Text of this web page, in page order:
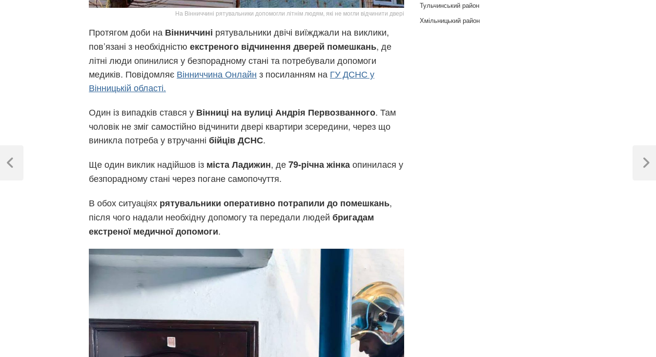
На Вінниччині рятувальники допомогли літнім людям, які не могли відчинити двері
Протягом доби на Вінниччині рятувальники двічі виїжджали на виклики,
пов’язані з необхідністю екстреного відчинення дверей помешкань, де
літні люди опинилися у безпорадному стані та потребували допомоги
медиків. Повідомляє Вінниччина Онлайн з посиланням на ГУ ДСНС у
Вінницькій області.
Один із випадків стався у Вінниці на вулиці Андрія Первозванного. Там
чоловік не зміг самостійно відчинити двері квартири зсередини, через що
виникла потреба у втручанні бійців ДСНС.
Ще один виклик надійшов із міста Ладижин, де79-річна жінкаопинилася у
безпорадному стані через погане самопочуття.
В обох ситуаціях рятувальники оперативно потрапили до помешкань,
після чого надали необхідну допомогу та передали людей бригадам
екстреної медичної допомоги.
записів
Previous
Next
Тульчинський район
Хмільницький район